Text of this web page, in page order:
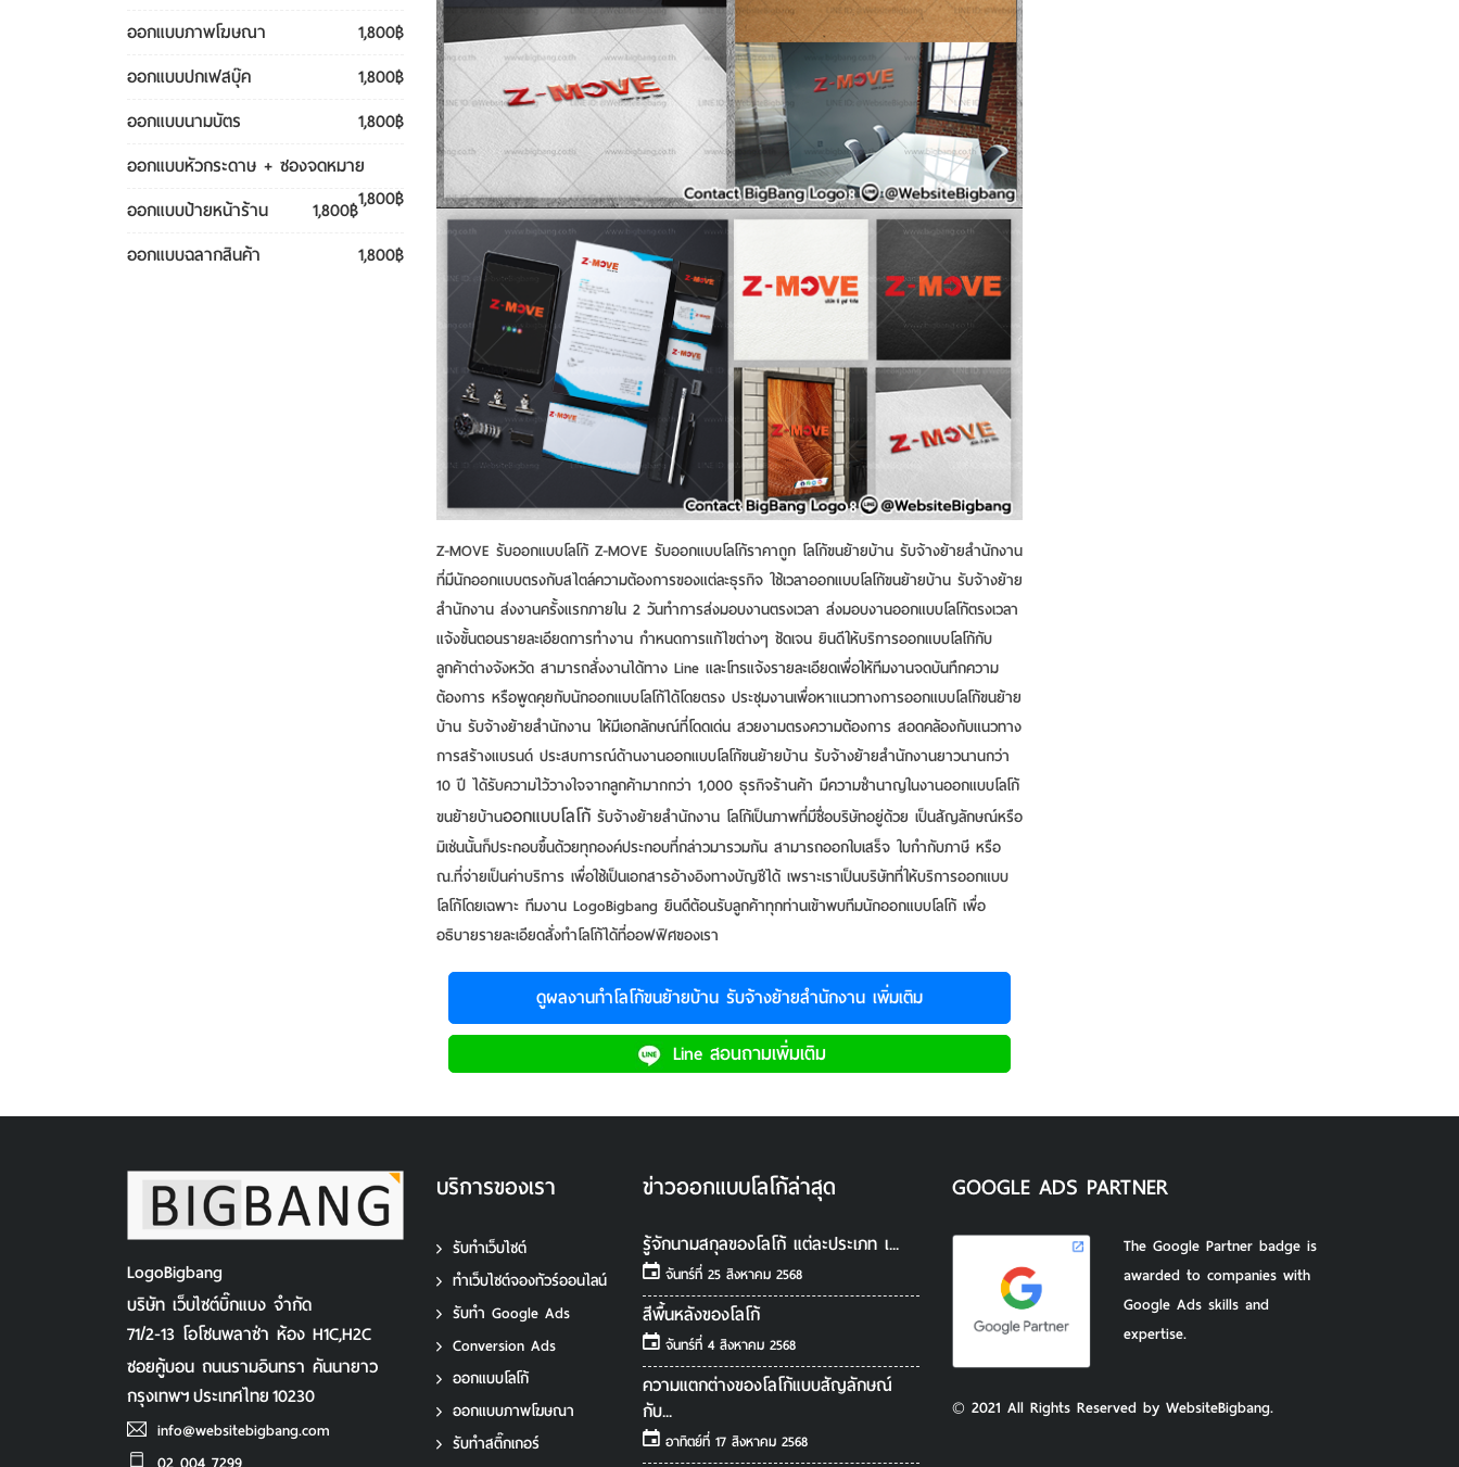
ออกแบบภาพโฆษณา
1,800฿
ออกแบบปกเฟสบุ๊ค
1,800฿
ออกแบบนามบัตร
1,800฿
ออกแบบหัวกระดาษ + ซองจดหมาย
1,800฿
ออกแบบป้ายหน้าร้าน
1,800฿
ออกแบบฉลากสินค้า
1,800฿
Z-MOVE รับออกแบบโลโก้ Z-MOVE รับออกแบบโลโก้ราคาถูก โลโก้ขนย้ายบ้าน รับจ้างย้ายสำนักงาน
ที่มีนักออกแบบตรงกับสไตล์ความต้องการของแต่ละธุรกิจ ใช้เวลาออกแบบโลโก้ขนย้ายบ้าน รับจ้างย้าย
สำนักงาน ส่งงานครั้งแรกภายใน 2 วันทำการส่งมอบงานตรงเวลา ส่งมอบงานออกแบบโลโก้ตรงเวลา
แจ้งขั้นตอนรายละเอียดการทำงาน กำหนดการแก้ไขต่างๆ ชัดเจน ยินดีให้บริการออกแบบโลโก้กับ
ลูกค้าต่างจังหวัด สามารถสั่งงานได้ทาง Line และโทรแจ้งรายละเอียดเพื่อให้ทีมงานจดบันทึกความ
ต้องการ หรือพูดคุยกับนักออกแบบโลโก้ได้โดยตรง ประชุมงานเพื่อหาแนวทางการออกแบบโลโก้ขนย้าย
บ้าน รับจ้างย้ายสำนักงาน ให้มีเอกลักษณ์ที่โดดเด่น สวยงามตรงความต้องการ สอดคล้องกับแนวทาง
การสร้างแบรนด์ ประสบการณ์ด้านงานออกแบบโลโก้ขนย้ายบ้าน รับจ้างย้ายสำนักงานยาวนานกว่า
10 ปี ได้รับความไว้วางใจจากลูกค้ามากกว่า 1,000 ธุรกิจร้านค้า มีความชำนาญในงานออกแบบโลโก้
ขนย้ายบ้านออกแบบโลโก้ รับจ้างย้ายสำนักงาน โลโก้เป็นภาพที่มีชื่อบริษัทอยู่ด้วย เป็นสัญลักษณ์หรือ
มิเช่นนั้นก็ประกอบขึ้นด้วยทุกองค์ประกอบที่กล่าวมารวมกัน สามารถออกใบเสร็จ ใบกำกับภาษี หรือ
ณ.ที่จ่ายเป็นค่าบริการ เพื่อใช้เป็นเอกสารอ้างอิงทางบัญชีได้ เพราะเราเป็นบริษัทที่ให้บริการออกแบบ
โลโก้โดยเฉพาะ ทีมงาน LogoBigbang ยินดีต้อนรับลูกค้าทุกท่านเข้าพบทีมนักออกแบบโลโก้ เพื่อ
อธิบายรายละเอียดสั่งทําโลโก้ได้ที่ออฟฟิศของเรา
ดูผลงานทำโลโก้ขนย้ายบ้าน รับจ้างย้ายสำนักงาน เพิ่มเติม
Line สอนถามเพิ่มเติม
LogoBigbang
บริษัท เว็บไซต์บิ๊กแบง จำกัด
71/2-13 โอโซนพลาซ่า ห้อง H1C,H2C
ซอยคู้บอน ถนนรามอินทรา คันนายาว
กรุงเทพฯประเทศไทย10230
info@websitebigbang.com
บริการของเรา
รับทำเว็บไซต์
ทําเว็บไซต์จองทัวร์ออนไลน์
รับทํา Google Ads
Conversion Ads
ออกแบบโลโก้
ออกแบบภาพโฆษณา
รับทําสติ๊กเกอร์
ข่าวออกแบบโลโก้ล่าสุด
รู้จักนามสกุลของโลโก้ แต่ละประเภท เ...
จันทร์ที่ 25 สิงหาคม 2568
สีพื้นหลังของโลโก้
จันทร์ที่ 4 สิงหาคม 2568
ความแตกต่างของโลโก้แบบสัญลักษณ์
กับ...
อาทิตย์ที่ 17 สิงหาคม 2568
GOOGLE ADS PARTNER
The Google Partner badge is
awarded to companies with
Google Ads skills and
expertise.
© 2021 All Rights Reserved by WebsiteBigbang.